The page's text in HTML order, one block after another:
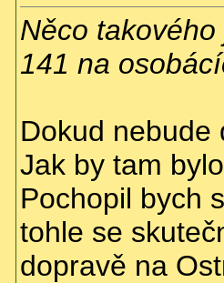
Něco
141 na
Dokud nebude
Jak by tam
Pochopil bych
tohle se
dopravě na